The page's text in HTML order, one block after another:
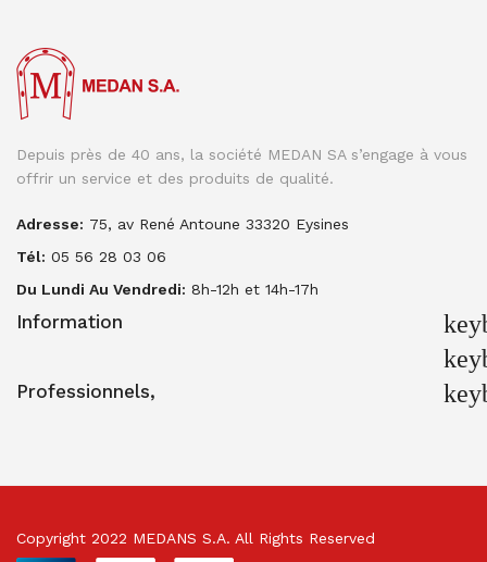
Depuis près de 40 ans, la société MEDAN SA s’engage à vous
offrir un service et des produits de qualité.
Adresse: 75, av René Antoune 33320 Eysines
Tél: 05 56 28 03 06
Du Lundi Au Vendredi: 8h-12h et 14h-17h
Information
Professionnels,
Copyright 2022 MEDANS S.A. All Rights Reserved